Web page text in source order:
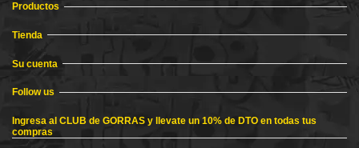
Productos
Tienda
Su cuenta
Follow us
Ingresa al CLUB de GORRAS y llevate un 10% de DTO en todas tus
compras